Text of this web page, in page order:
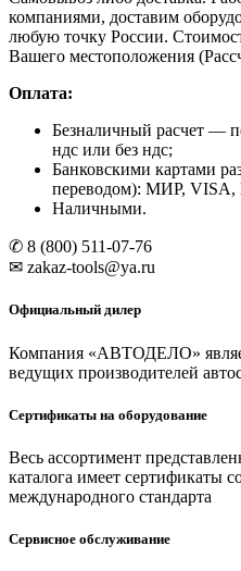
авто
до
26″
компаниями, доставим
любую точку России.
Вашего местоположения
Оплата:
Безналичный расчет —
ндс или без ндс;
Банковскими картами
переводом): МИР, VISA,
Наличными.
✆ 8 (800) 511-07-76
✉ zakaz-tools@ya.ru
Официальный дилер
Компания «АВТОДЕЛО»
ведущих производителей
Сертификаты на оборудование
Весь ассортимент
каталога имеет сертификаты
международного стандарта
Сервисное обслуживание